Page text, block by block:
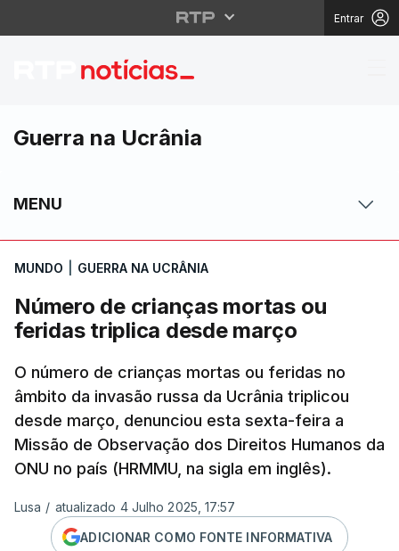
Entrar
Número de crianças
Guerra na Ucrânia
MENU
MUNDO GUERRA NA UCRÂNIA
Número de crianças mortas ou
feridas triplica desde março
O número de crianças mortas ou feridas no
âmbito da invasão russa da Ucrânia triplicou
desde março, denunciou esta sexta-feira a
Missão de Observação dos Direitos Humanos da
ONU no país (HRMMU, na sigla em inglês).
Lusa / atualizado 4 Julho 2025, 17:57
ADICIONAR COMO FONTE INFORMATIVA